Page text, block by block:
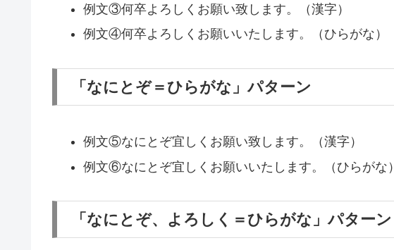
例文③何卒よろしくお願い致します。（漢字）
例文④何卒よろしくお願いいたします。（ひらがな）
「なにとぞ＝ひらがな」パターン
例文⑤なにとぞ宜しくお願い致します。（漢字）
例文⑥なにとぞ宜しくお願いいたします。（ひらがな）
「なにとぞ、よろしく＝ひらがな」パターン